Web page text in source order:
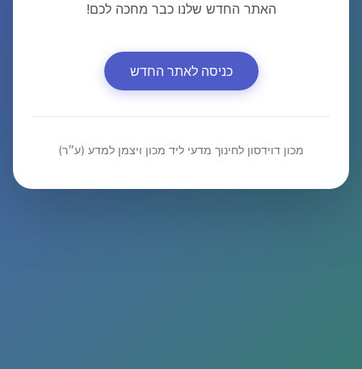
האתר החדש שלנו כבר מחכה לכם!
כניסה לאתר החדש
מכון דוידסון לחינוך מדעי ליד מכון ויצמן למדע (ע״ר)